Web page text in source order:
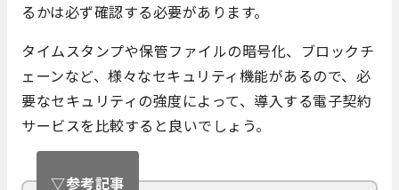
るかは必ず確認する必要があります。
タイムスタンプや保管ファイルの暗号化、ブロックチ
ェーンなど、様々なセキュリティ機能があるので、必
要なセキュリティの強度によって、導入する電子契約
サービスを比較すると良いでしょう。
▽参考記事